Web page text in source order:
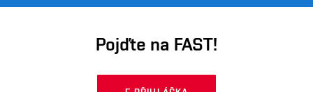
Pojďte na FAST!